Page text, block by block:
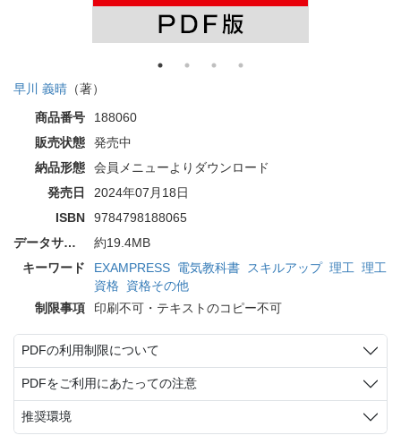
早川 義晴 （著）
商品番号
188060
販売状態
発売中
納品形態
会員メニューよりダウンロード
発売日
2024年07月18日
ISBN
9784798188065
データサイズ
約19.4MB
キーワード
EXAMPRESS 電気教科書 スキルアップ 理工 理工
資格 資格その他
制限事項
印刷不可・テキストのコピー不可
PDFの利用制限について
PDFをご利用にあたっての注意
推奨環境